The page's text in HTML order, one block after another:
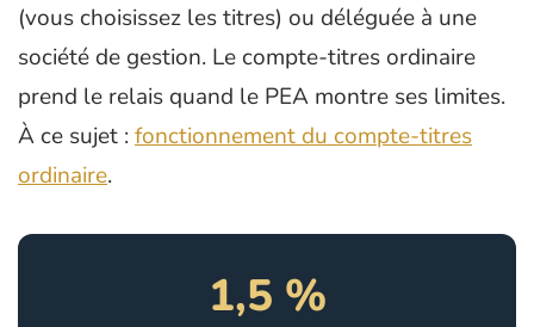
(vous choisissez les titres) ou déléguée à une
société de gestion. Le compte-titres ordinaire
prend le relais quand le PEA montre ses limites.
À ce sujet :fonctionnement du compte-titres
ordinaire.
1,5 %